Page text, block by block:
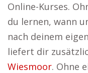
Online-Kurses.
du lernen, wann
nach deinem
liefert dir
Wiesmoor. Ohne